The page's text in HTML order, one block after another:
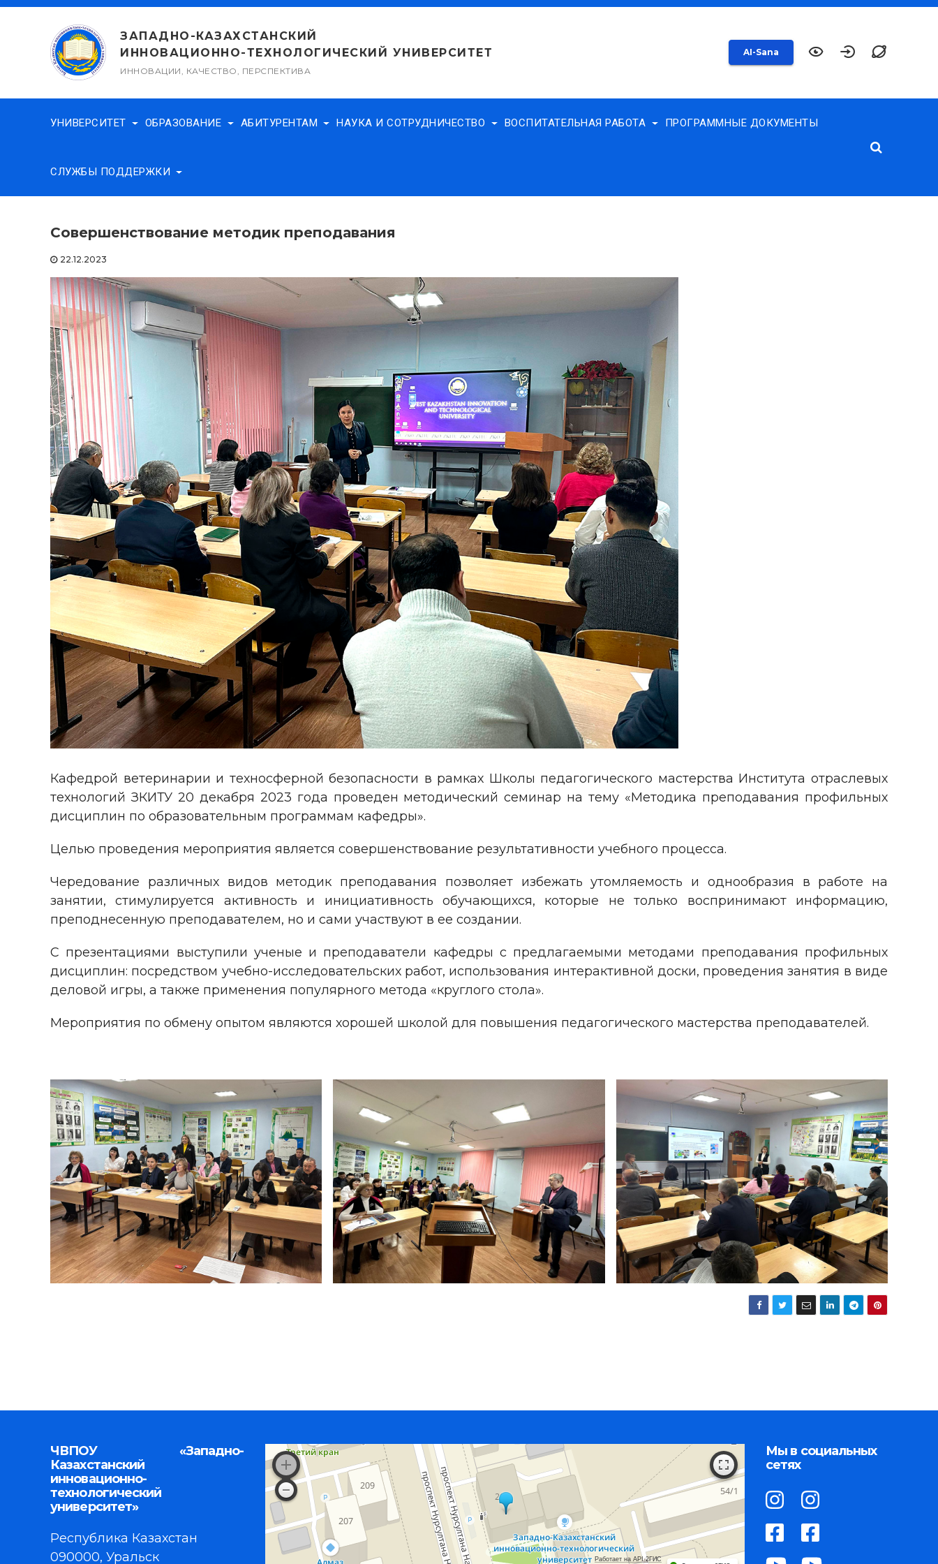
Перейти
содержимому
ЗАПАДНО-КАЗАХСТАНСКИЙ
ИННОВАЦИОННО-ТЕХНОЛОГИЧЕСКИЙ УНИВЕРСИТЕТ
ИННОВАЦИИ, КАЧЕСТВО, ПЕРСПЕКТИВА
AI-Sana
УНИВЕРСИТЕТ ОБРАЗОВАНИЕ АБИТУРЕНТАМ НАУКА И СОТРУДНИЧЕСТВО ВОСПИТАТЕЛЬНАЯ РАБОТА ПРОГРАММНЫЕ ДОКУМЕНТЫ
СЛУЖБЫ ПОДДЕРЖКИ
Совершенствование методик преподавания
22.12.2023
Кафедрой ветеринарии и техносферной безопасности в рамках Школы педагогического мастерства Института отраслевых
технологий ЗКИТУ 20 декабря 2023 года проведен методический семинар на тему «Методика преподавания профильных
дисциплин по образовательным программам кафедры».
Целью проведения мероприятия является совершенствование результативности учебного процесса.
Чередование различных видов методик преподавания позволяет избежать утомляемость и однообразия в работе на
занятии, стимулируется активность и инициативность обучающихся, которые не только воспринимают информацию,
преподнесенную преподавателем, но и сами участвуют в ее создании.
С презентациями выступили ученые и преподаватели кафедры с предлагаемыми методами преподавания профильных
дисциплин: посредством учебно-исследовательских работ, использования интерактивной доски, проведения занятия в виде
деловой игры, а также применения популярного метода «круглого стола».
Мероприятия по обмену опытом являются хорошей школой для повышения педагогического мастерства преподавателей.
ЧВПОУ «Западно-
Казахстанский
инновационно-
технологический
университет»
Республика Казахстан
090000, Уральск
Работает на API 2ГИС
Мы в социальных
сетях